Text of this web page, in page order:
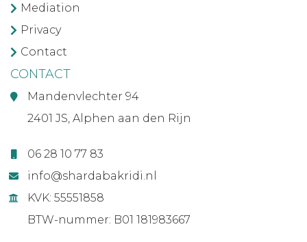
Mediation
Privacy
Contact
CONTACT
Mandenvlechter 94
2401 JS, Alphen aan den Rijn
06 28 10 77 83
info@shardabakridi.nl
KVK: 55551858
BTW-nummer: B01 181983667